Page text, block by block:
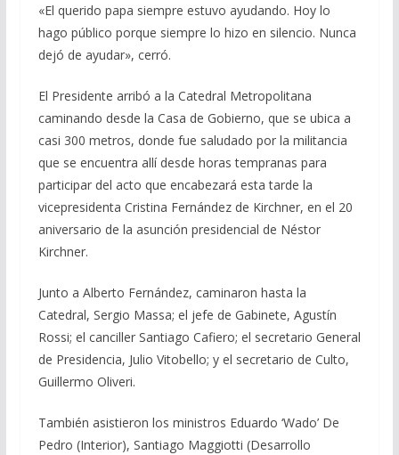
«El querido papa siempre estuvo ayudando. Hoy lo
hago público porque siempre lo hizo en silencio. Nunca
dejó de ayudar», cerró.
El Presidente arribó a la Catedral Metropolitana
caminando desde la Casa de Gobierno, que se ubica a
casi 300 metros, donde fue saludado por la militancia
que se encuentra allí desde horas tempranas para
participar del acto que encabezará esta tarde la
vicepresidenta Cristina Fernández de Kirchner, en el 20
aniversario de la asunción presidencial de Néstor
Kirchner.
Junto a Alberto Fernández, caminaron hasta la
Catedral, Sergio Massa; el jefe de Gabinete, Agustín
Rossi; el canciller Santiago Cafiero; el secretario General
de Presidencia, Julio Vitobello; y el secretario de Culto,
Guillermo Oliveri.
También asistieron los ministros Eduardo ‘Wado’ De
Pedro (Interior), Santiago Maggiotti (Desarrollo